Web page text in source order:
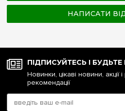
НАПИСАТИ
ПІДПИСУЙТЕСЬ І
Новинки, цікаві новини, акції
рекомендації